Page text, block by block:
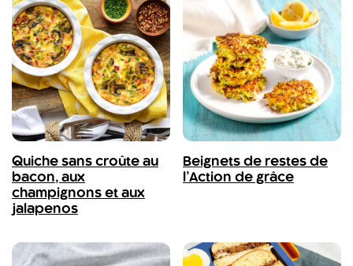
Quiche sans croûte au
bacon, aux
champignons et aux
jalapenos
Beignets de restes de
l’Action de grâce